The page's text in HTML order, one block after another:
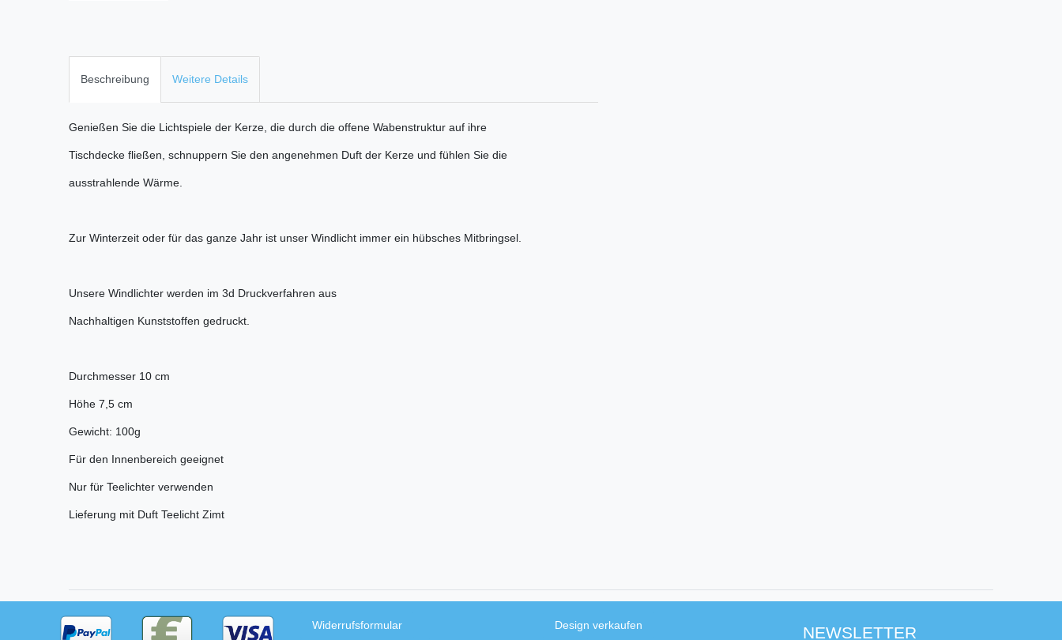
Beschreibung Weitere Details
Genießen Sie die Lichtspiele der Kerze, die durch die offene Wabenstruktur auf ihre
Tischdecke fließen, schnuppern Sie den angenehmen Duft der Kerze und fühlen Sie die
ausstrahlende Wärme.
Zur Winterzeit oder für das ganze Jahr ist unser Windlicht immer ein hübsches Mitbringsel.
Unsere Windlichter werden im 3d Druckverfahren aus
Nachhaltigen Kunststoffen gedruckt.
Durchmesser 10 cm
Höhe 7,5 cm
Gewicht: 100g
Für den Innenbereich geeignet
Nur für Teelichter verwenden
Lieferung mit Duft Teelicht Zimt
Widerrufsformular Design verkaufen NEWSLETTER